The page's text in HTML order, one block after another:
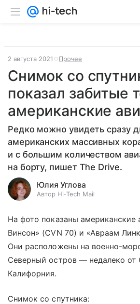
2 августа 2021 Прочее
Снимок со
показал забитые
американские
Редко можно увидеть сразу
американских массивных
и с большим количеством
на борту, пишет The Drive.
Юлия Углова
Автор Hi-Tech Mail
На фото показаны американские
Винсон» (CVN 70) и «Авраам
Они расположены на военно-
Северный остров — недалеко от
Калифорния.
Снимок со спутника: